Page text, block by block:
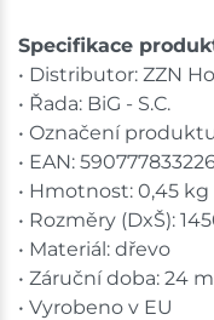
Skladové množství
Ceny na
shopu.
Specifikace
• Distributor: ZZN
• Řada: BiG - S.C.
• Označení
• EAN:
• Hmotnost: 0,45 kg
• Rozměry (DxŠ):
• Materiál: dřevo
• Záruční doba: 24
• Vyrobeno v EU